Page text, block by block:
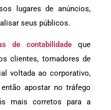
lugares de anúncios,
seus públicos.
de contabilidade que
clientes, tomadores de
voltada ao corporativo,
apostar no tráfego
mais corretos para a